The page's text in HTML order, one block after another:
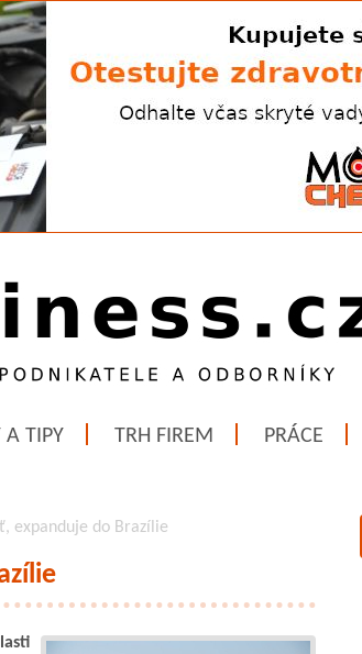
A TIPY TRH FIREM PRÁCE
expanduje do Brazílie